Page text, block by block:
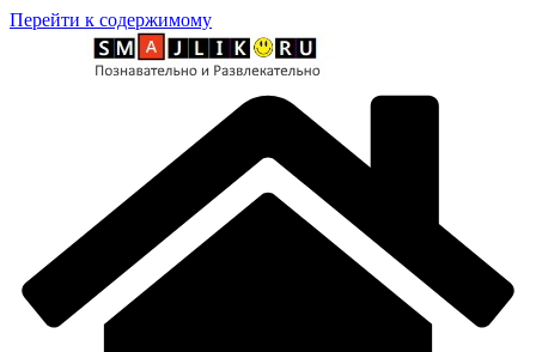
Перейти к содержимому